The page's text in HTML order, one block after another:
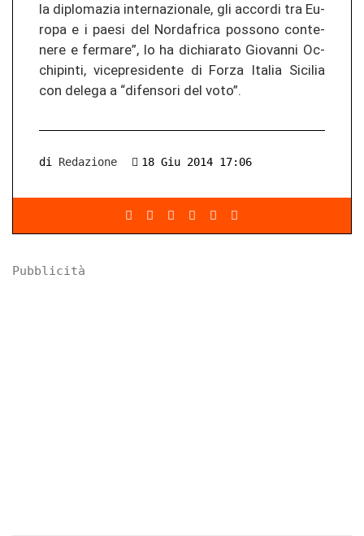
la di­plo­ma­zia in­ter­na­zio­na­le, gli ac­cor­di tra Eu­
ro­pa e i paesi del Nor­da­fri­ca pos­so­no con­te­
ne­re e fer­ma­re”, lo ha di­chia­ra­to Gio­van­ni Oc­
chi­pin­ti, vi­ce­pre­si­den­te di Forza Ita­lia Si­ci­lia
con dele­ga a “di­fen­so­ri del voto”.
di Redazione 18 Giu 2014 17:06
Pubblicità